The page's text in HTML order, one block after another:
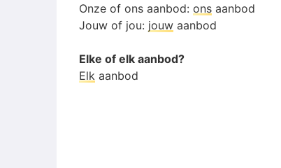
Onze of ons aanbod: ons aanbod
Jouw of jou: jouw aanbod
Elke of elk aanbod?
Elk aanbod